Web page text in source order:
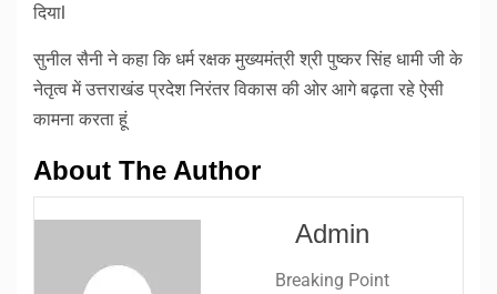
दियाl
सुनील सैनी ने कहा कि धर्म रक्षक मुख्यमंत्री श्री पुष्कर सिंह धामी जी के
नेतृत्व में उत्तराखंड प्रदेश निरंतर विकास की ओर आगे बढ़ता रहे ऐसी
कामना करता हूं
About The Author
Admin
Breaking Point